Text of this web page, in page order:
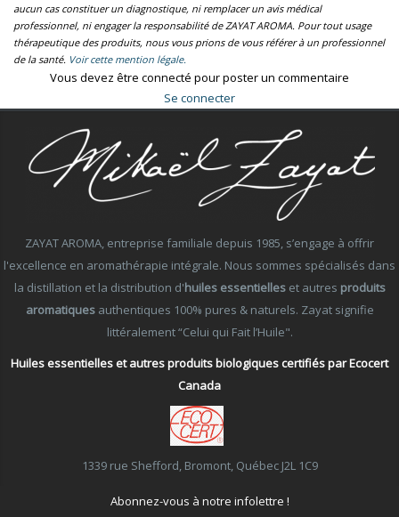
aucun cas constituer un diagnostique, ni remplacer un avis médical
professionnel, ni engager la responsabilité de ZAYAT AROMA. Pour tout usage
thérapeutique des produits, nous vous prions de vous référer à un professionnel
de la santé. Voir cette mention légale.
Vous devez être connecté pour poster un commentaire
Se connecter
ZAYAT AROMA, entreprise familiale depuis 1985, s’engage à offrir
l'excellence en aromathérapie intégrale. Nous sommes spécialisés dans
la distillation et la distribution d'huiles essentielleset autres produits
aromatiquesauthentiques 100% pures & naturels. Zayat signifie
littéralement “Celui qui Fait l’Huile".
Huiles essentielles et autres produits biologiques certifiés par Ecocert
Canada
1339 rue Shefford, Bromont, Québec J2L 1C9
Abonnez-vous à notre infolettre !